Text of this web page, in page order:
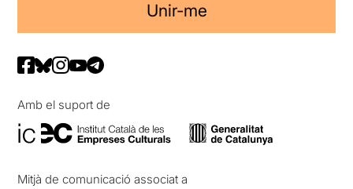
Unir-me
Amb el suport de
Mitjà de comunicació associat a